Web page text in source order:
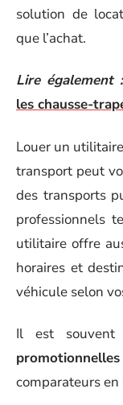
solution de
que l’achat.
Lire également :
les chausse-
Louer un
transport peut
des transports
professionnels
utilitaire offre
horaires et
véhicule selon
Il est souvent
promotionnelles
comparateurs